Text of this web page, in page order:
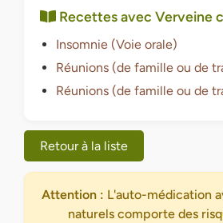
Recettes avec Verveine
Insomnie (Voie orale)
Réunions (de famille ou de
Réunions (de famille ou de
Retour à la liste
Attention : L'auto-médication
naturels comporte des